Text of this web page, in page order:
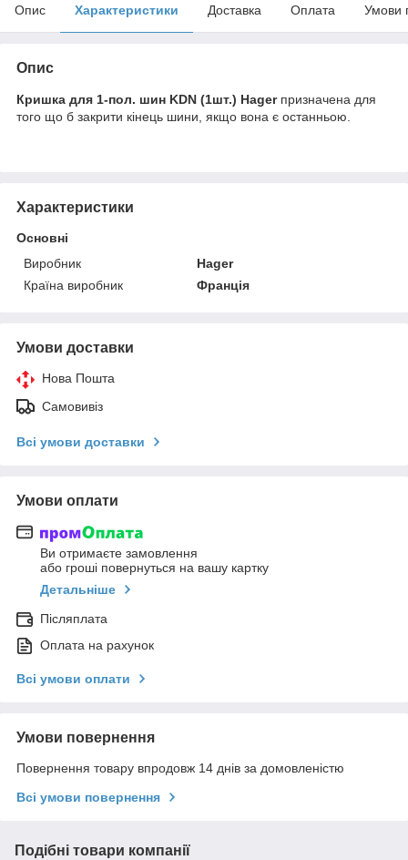
Опис Характеристики Доставка Оплата Умови
Опис
Кришка для 1-пол. шин KDN (1шт.) Hagerпризначена для
того що б закрити кінець шини, якщо вона є останньою.
Характеристики
Основні
Виробник
Hager
Країна виробник
Франція
Умови доставки
Нова Пошта
Самовивіз
Всі умови доставки
Умови оплати
Ви отримаєте замовлення
або гроші повернуться на вашу картку
Детальніше
Післяплата
Оплата на рахунок
Всі умови оплати
Умови повернення
Повернення товару впродовж 14 днів за домовленістю
Всі умови повернення
Подібні товари компанії